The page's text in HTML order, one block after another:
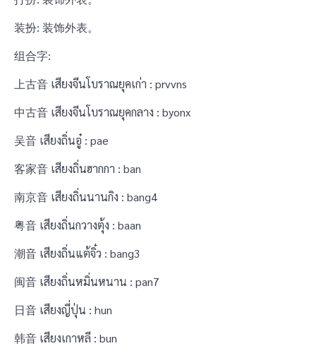
装扮: 装饰外表。
组合字:
上古音 เสียงจีนโบราณยุคเก่า : prvvns
中古音 เสียงจีนโบราณยุคกลาง : byonx
吴音 เสียงถิ่นอู๋ : pae
客家音 เสียงถิ่นฮากกา : ban
南京音 เสียงถิ่นนานกิง : bang4
粤音 เสียงถิ่นกวางตุ้ง : baan
潮音 เสียงถิ่นแต้จิ๋ว : bang3
闽音 เสียงถิ่นหมิ่นหนาน : pan7
日音 เสียงญี่ปุ่น : hun
韩音 เสียงเกาหลี : bun